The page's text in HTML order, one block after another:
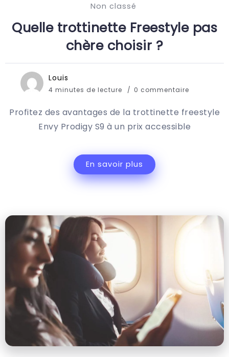
Non classé
Quelle trottinette Freestyle pas
chère choisir ?
Louis
4 minutes de lecture 0 commentaire
Profitez des avantages de la trottinette freestyle
Envy Prodigy S9 à un prix accessible
En savoir plus